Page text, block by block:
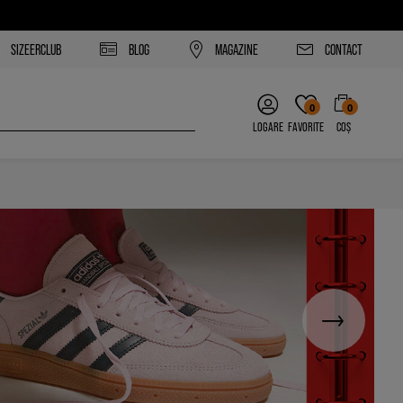
SIZEERCLUB BLOG MAGAZINE CONTACT
LOGARE
0
FAVORITE
0
COȘ